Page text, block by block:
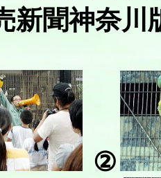
新聞神奈
②